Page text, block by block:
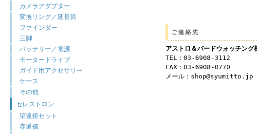
カメラアダプター
変換リング／延長筒
ファインダー
三脚
バッテリー／電源
モータードライブ
ガイド用アクセサリー
ケース
その他
セレストロン
望遠鏡セット
赤道儀
ご連絡先
アストロ＆バードウォッチン
TEL：03-6908-3112
FAX：03-6908-0770
メール：shop@syumitto.jp